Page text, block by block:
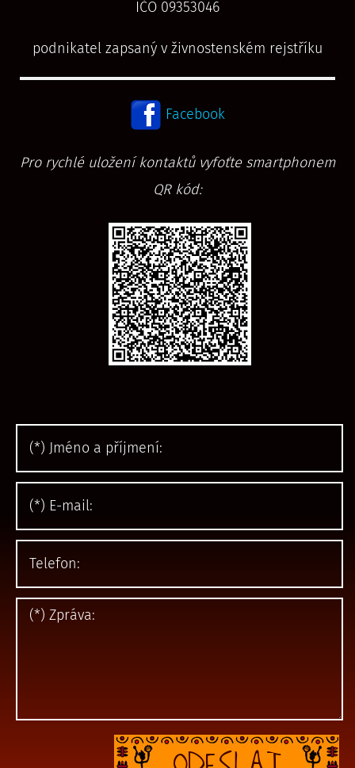
IČO 09353046
podnikatel zapsaný v živnostenském rejstříku
Facebook
Pro rychlé uložení kontaktů vyfoťte smartphonem
QR kód: